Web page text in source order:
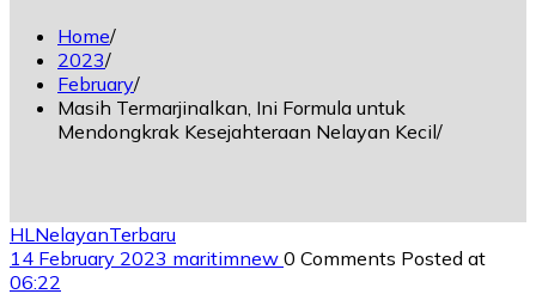
Home
2023
February
Masih Termarjinalkan, Ini Formula untuk
Mendongkrak Kesejahteraan Nelayan Kecil
HL NelayanTerbaru
14 February 2023 maritimnew 0 Comments Posted at
06:22